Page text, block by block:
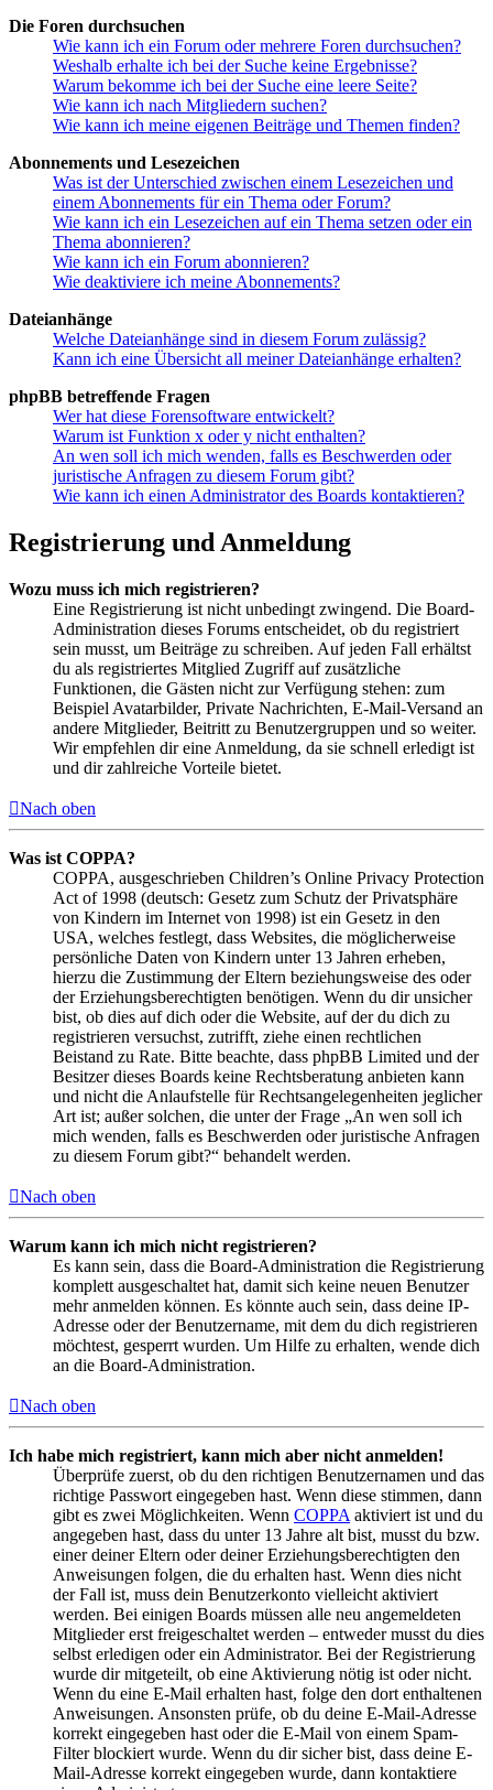
Die Foren durchsuchen
Wie kann ich ein Forum oder mehrere Foren durchsuchen?
Weshalb erhalte ich bei der Suche keine Ergebnisse?
Warum bekomme ich bei der Suche eine leere Seite?
Wie kann ich nach Mitgliedern suchen?
Wie kann ich meine eigenen Beiträge und Themen finden?
Abonnements und Lesezeichen
Was ist der Unterschied zwischen einem Lesezeichen und
einem Abonnements für ein Thema oder Forum?
Wie kann ich ein Lesezeichen auf ein Thema setzen oder ein
Thema abonnieren?
Wie kann ich ein Forum abonnieren?
Wie deaktiviere ich meine Abonnements?
Dateianhänge
Welche Dateianhänge sind in diesem Forum zulässig?
Kann ich eine Übersicht all meiner Dateianhänge erhalten?
phpBB betreffende Fragen
Wer hat diese Forensoftware entwickelt?
Warum ist Funktion x oder y nicht enthalten?
An wen soll ich mich wenden, falls es Beschwerden oder
juristische Anfragen zu diesem Forum gibt?
Wie kann ich einen Administrator des Boards kontaktieren?
Registrierung und Anmeldung
Wozu muss ich mich registrieren?
Eine Registrierung ist nicht unbedingt zwingend. Die Board-
Administration dieses Forums entscheidet, ob du registriert
sein musst, um Beiträge zu schreiben. Auf jeden Fall erhältst
du als registriertes Mitglied Zugriff auf zusätzliche
Funktionen, die Gästen nicht zur Verfügung stehen: zum
Beispiel Avatarbilder, Private Nachrichten, E-Mail-Versand an
andere Mitglieder, Beitritt zu Benutzergruppen und so weiter.
Wir empfehlen dir eine Anmeldung, da sie schnell erledigt ist
und dir zahlreiche Vorteile bietet.
Nach oben
Was ist COPPA?
COPPA, ausgeschrieben Children’s Online Privacy Protection
Act of 1998 (deutsch: Gesetz zum Schutz der Privatsphäre
von Kindern im Internet von 1998) ist ein Gesetz in den
USA, welches festlegt, dass Websites, die möglicherweise
persönliche Daten von Kindern unter 13 Jahren erheben,
hierzu die Zustimmung der Eltern beziehungsweise des oder
der Erziehungsberechtigten benötigen. Wenn du dir unsicher
bist, ob dies auf dich oder die Website, auf der du dich zu
registrieren versuchst, zutrifft, ziehe einen rechtlichen
Beistand zu Rate. Bitte beachte, dass phpBB Limited und der
Besitzer dieses Boards keine Rechtsberatung anbieten kann
und nicht die Anlaufstelle für Rechtsangelegenheiten jeglicher
Art ist; außer solchen, die unter der Frage „An wen soll ich
mich wenden, falls es Beschwerden oder juristische Anfragen
zu diesem Forum gibt?“ behandelt werden.
Nach oben
Warum kann ich mich nicht registrieren?
Es kann sein, dass die Board-Administration die Registrierung
komplett ausgeschaltet hat, damit sich keine neuen Benutzer
mehr anmelden können. Es könnte auch sein, dass deine IP-
Adresse oder der Benutzername, mit dem du dich registrieren
möchtest, gesperrt wurden. Um Hilfe zu erhalten, wende dich
an die Board-Administration.
Nach oben
Ich habe mich registriert, kann mich aber nicht anmelden!
Überprüfe zuerst, ob du den richtigen Benutzernamen und das
richtige Passwort eingegeben hast. Wenn diese stimmen, dann
gibt es zwei Möglichkeiten. Wenn COPPA aktiviert ist und du
angegeben hast, dass du unter 13 Jahre alt bist, musst du bzw.
einer deiner Eltern oder deiner Erziehungsberechtigten den
Anweisungen folgen, die du erhalten hast. Wenn dies nicht
der Fall ist, muss dein Benutzerkonto vielleicht aktiviert
werden. Bei einigen Boards müssen alle neu angemeldeten
Mitglieder erst freigeschaltet werden – entweder musst du dies
selbst erledigen oder ein Administrator. Bei der Registrierung
wurde dir mitgeteilt, ob eine Aktivierung nötig ist oder nicht.
Wenn du eine E-Mail erhalten hast, folge den dort enthaltenen
Anweisungen. Ansonsten prüfe, ob du deine E-Mail-Adresse
korrekt eingegeben hast oder die E-Mail von einem Spam-
Filter blockiert wurde. Wenn du dir sicher bist, dass deine E-
Mail-Adresse korrekt eingegeben wurde, dann kontaktiere